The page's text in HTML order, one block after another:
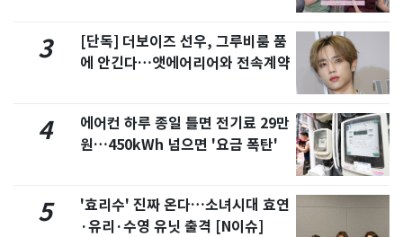
3
[단독] 더보이즈 선우, 그루비룸 품
에 안긴다…앳에어리어와 전속계약
4
에어컨 하루 종일 틀면 전기료 29만
원…450kWh 넘으면 '요금 폭탄'
5
'효리수' 진짜 온다…소녀시대 효연
·유리·수영 유닛 출격 [N이슈]